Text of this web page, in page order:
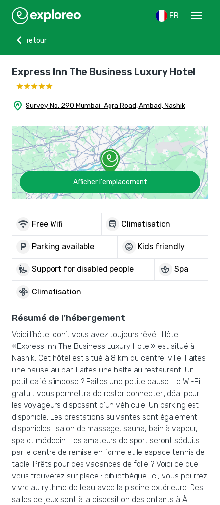
FR
menu
chevron_left
retour
Express Inn The Business Luxury Hotel
home_pin Survey No. 290 Mumbai-Agra Road, Ambad, Nashik
Afficher l'emplacement
wifi Free Wifi directions_bus Climatisation
local_parking Parking available child_care Kids friendly
wheelchair_pickup Support for disabled people spa Spa
mode_fan Climatisation
Résumé de l'hébergement
Voici l’hôtel don’t vous avez toujours rêvé : Hôtel
«Express Inn The Business Luxury Hotel» est situé à
Nashik. Cet hôtel est situé à 8 km du centre-ville. Faites
une pause au bar. Faites une halte au restaurant. Un
petit café s’impose ? Faites une petite pause. Le Wi-Fi
gratuit vous permettra de rester connecter.,Idéal pour
les voyageurs disposant d’un véhicule. Un parking est
disponible. Les prestations suivantes sont également
disponibles : salon de massage, sauna, bain à vapeur,
spa et médecin. Les amateurs de sport seront séduits
par le centre de remise en forme et le espace tennis de
table. Prêts pour des vacances de folie ? Voici ce que
vous trouverez sur place : bibliothèque.,Ici, vous pourrez
vivre au rythme de l’eau avec la piscine extérieure. Des
salles de jeux sont à la disposition des enfants à À